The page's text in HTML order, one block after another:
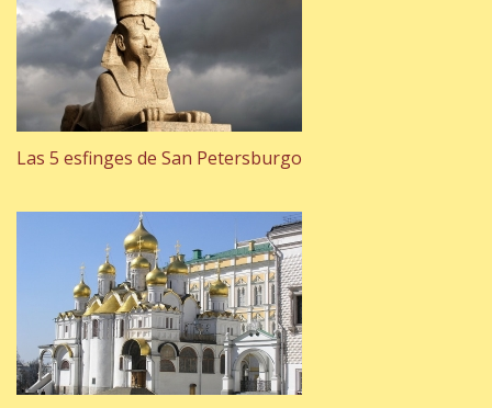
Las 5 esfinges de San Petersburgo